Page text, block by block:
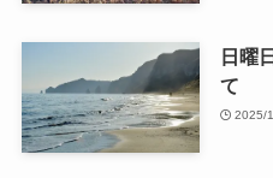
日曜
て
2025/